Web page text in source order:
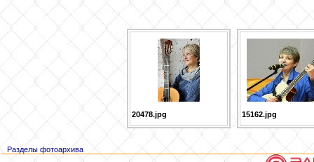
20478.jpg 15162.jpg
Разделы фотоархива